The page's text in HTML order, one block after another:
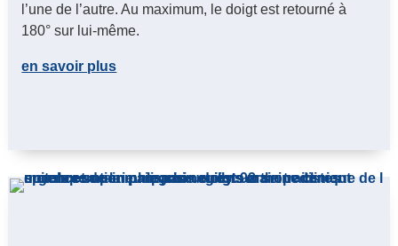
l’une de l’autre. Au maximum, le doigt est retourné à
180° sur lui-même.
en savoir plus